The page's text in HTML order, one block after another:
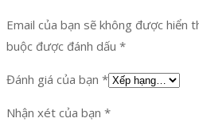
Email của bạn sẽ không được hiển
buộc được đánh dấu *
Đánh giá của bạn *
Nhận xét của bạn *